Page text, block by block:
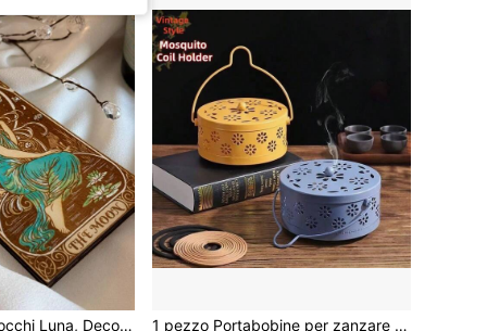
Portaincenso Tarocchi Luna, Decorazione Altare Streghesca, Bruciatore in Legno Fatto a Mano, Regalo di Inaugurazione Casa, Decorazione Casa, Decorazione Interni, Ornamento Decorativo, Decorazione Accento, Decorazione Soggiorno, Minimalista Boho Wabi Sabi, Elegante Lusso, Regalo per Lei, Regalo di Inaugurazione Casa, Unico 1 pezzo Portabobine per zanzare in ferro vintage floreale portatile, materiale spesso resistente al fuoco e al calore, adatto per uso domestico in camera da letto, disponibile in più colori, repellente per zanzare estivo, stagione del ritorno a scuola